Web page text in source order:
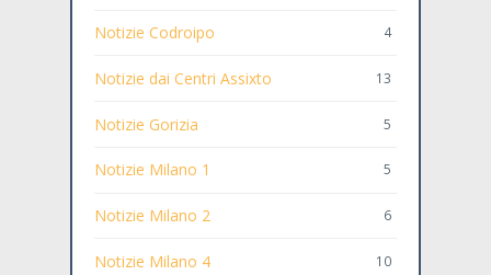
Notizie Codroipo 4
Notizie dai Centri Assixto 13
Notizie Gorizia 5
Notizie Milano 1 5
Notizie Milano 2 6
Notizie Milano 4 10